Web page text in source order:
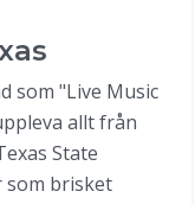
som "Live Music
allt från
State
som brisket